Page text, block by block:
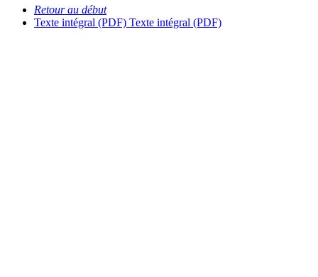
Retour au début
Texte intégral (PDF) Texte intégral (PDF)